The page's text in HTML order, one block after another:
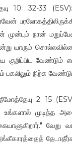
10: 32-33
முன்பும் நான்
யாரும்
குறிப்பிட
பகலிலும் நிற்க
2: 15
முடிந்த